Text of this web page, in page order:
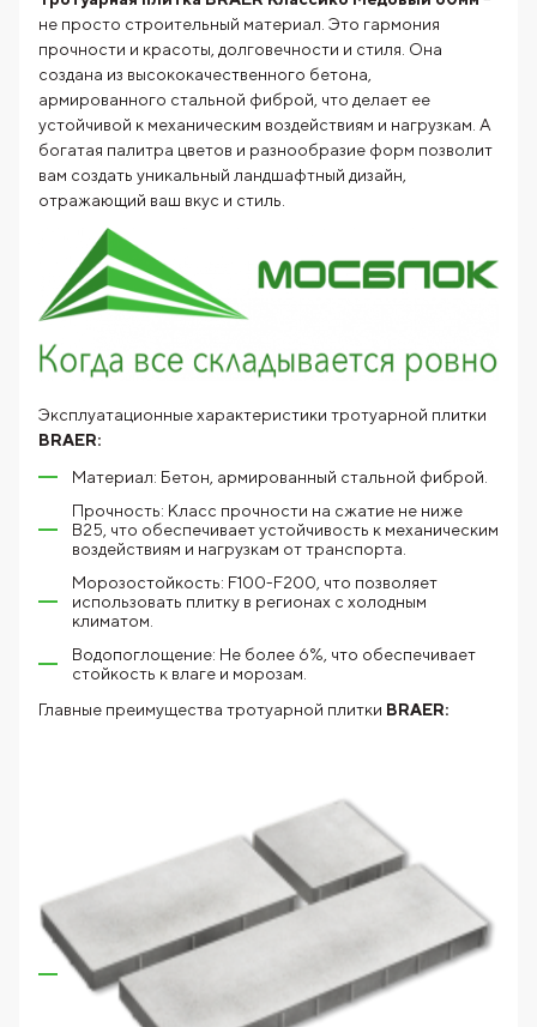
не просто строительный материал. Это гармония
прочности и красоты, долговечности и стиля. Она
создана из высококачественного бетона,
армированного стальной фиброй, что делает ее
устойчивой к механическим воздействиям и нагрузкам. А
богатая палитра цветов и разнообразие форм позволит
вам создать уникальный ландшафтный дизайн,
отражающий ваш вкус и стиль.
Эксплуатационные характеристики тротуарной плитки
BRAER:
Материал: Бетон, армированный стальной фиброй.
Прочность: Класс прочности на сжатие не ниже
В25, что обеспечивает устойчивость к механическим
воздействиям и нагрузкам от транспорта.
Морозостойкость: F100-F200, что позволяет
использовать плитку в регионах с холодным
климатом.
Водопоглощение: Не более 6%, что обеспечивает
стойкость к влаге и морозам.
Главные преимущества тротуарной плитки BRAER: